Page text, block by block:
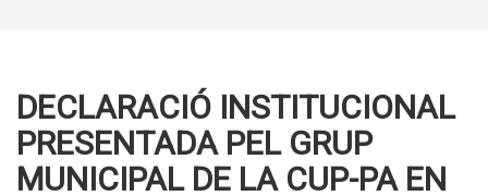
DECLARACIÓ INSTITUCIONAL
PRESENTADA PEL GRUP
MUNICIPAL DE LA CUP-PA EN